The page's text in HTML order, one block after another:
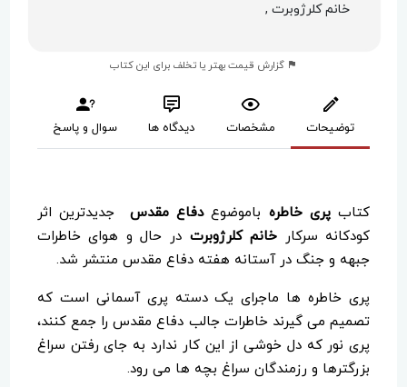
خانم کلرژوبرت ,
گزارش قیمت بهتر یا تخلف برای این کتاب
توضیحات مشخصات دیدگاه ها سوال و پاسخ
کتابپری خاطره باموضوعدفاع مقدس جدیدترین اثر
کودکانه سرکار خانم کلرژوبرت در حال و هوای خاطرات
جبهه و جنگ در آستانه هفته دفاع مقدس منتشر شد.
پری خاطره ها ماجرای یک دسته پری آسمانی است که
تصمیم می گیرند خاطرات جالب دفاع مقدس را جمع کنند،
پری نور که دل خوشی از این کار ندارد به جای رفتن سراغ
بزرگترها و رزمندگان سراغ بچه ها می رود.